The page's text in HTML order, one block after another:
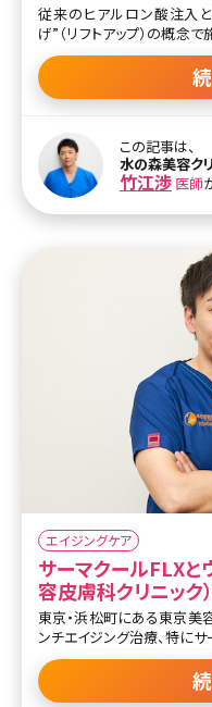
従来のヒアルロン酸注入と
げ”（リフトアップ）の概念
ビや雑誌でも取り上げられ
長の竹江先生にヒアルロン
の比較もまじえながら、わか
の根本的な考えから丁寧に
ケア治療を検討されている
によるビフォーアフターの
年層にも興味深い内容になっています! 顔全体のリ
この記事は、
水の森美容ク
竹江渉 医師
エイジングケア
サーマクールFLXと
容皮膚科クリニック
東京・浜松町にある東京美
ンチエイジング治療、特にサ
てもらいました。 アンチエイジング機器の代名詞といっても過言では
ないこの2機器。実際に毎
を見てきたからこその解説